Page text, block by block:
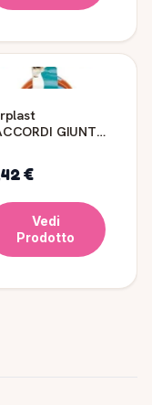
GIUNTI
4821 - 2 Anelli
€
Vedi
Prodotto